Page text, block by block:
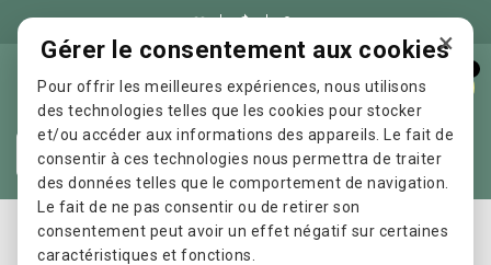
×
Gérer le consentement aux cookies
Pour offrir les meilleures expériences, nous utilisons
des technologies telles que les cookies pour stocker
et/ou accéder aux informations des appareils. Le fait de
consentir à ces technologies nous permettra de traiter
des données telles que le comportement de navigation.
Le fait de ne pas consentir ou de retirer son
consentement peut avoir un effet négatif sur certaines
caractéristiques et fonctions.

Accueil
Parfums de Grasse - Parfum d'ambiance Bouquet
floral